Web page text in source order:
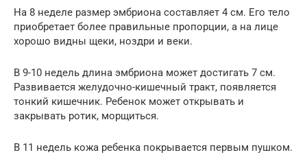
На 8 неделе размер эмбриона составляет 4 см. Его тело
приобретает более правильные пропорции, а на лице
хорошо видны щеки, ноздри и веки.
В 9-10 недель длина эмбриона может достигать 7 см.
Развивается желудочно-кишечный тракт, появляется
тонкий кишечник. Ребенок может открывать и
закрывать ротик, морщиться.
В 11 недель кожа ребенка покрывается первым пушком.